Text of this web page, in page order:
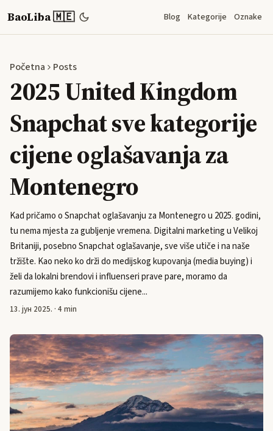
BaoLiba 🇲🇪 Blog Kategorije Oznake
Početna Posts
2025 United Kingdom
Snapchat sve kategorije
cijene oglašavanja za
Montenegro
Kad pričamo o Snapchat oglašavanju za Montenegro u 2025. godini,
tu nema mjesta za gubljenje vremena. Digitalni marketing u Velikoj
Britaniji, posebno Snapchat oglašavanje, sve više utiče i na naše
tržište. Kao neko ko drži do medijskog kupovanja (media buying) i
želi da lokalni brendovi i influenseri prave pare, moramo da
razumijemo kako funkcionišu cijene...
13. јун 2025. · 4 min